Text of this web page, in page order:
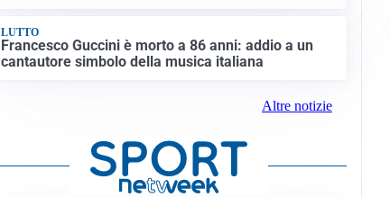
LUTTO
Francesco Guccini è morto a 86 anni: addio a un
cantautore simbolo della musica italiana
Altre notizie